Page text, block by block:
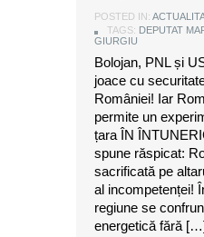
POSTED IN:
TAGS: DEPUTAT
GIURGIU
Bolojan, PNL și
joace cu
României! Iar
permite un
țara ÎN
spune răspicat:
sacrificată pe
al incompetenței!
regiune se
energetică fără